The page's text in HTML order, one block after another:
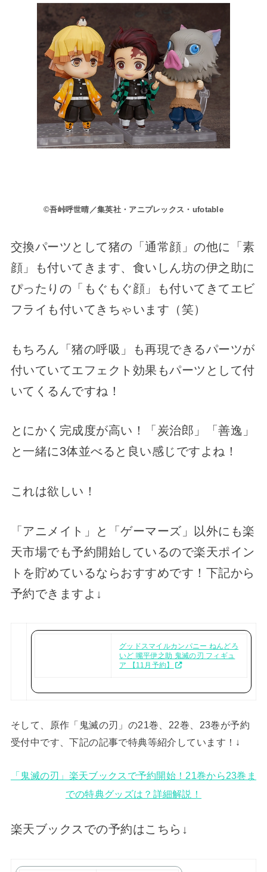
©吾峠呼世晴／集英社・アニプレックス・ufotable
交換パーツとして猪の「通常顔」の他に「素
顔」も付いてきます、食いしん坊の伊之助に
ぴったりの「もぐもぐ顔」も付いてきてエビ
フライも付いてきちゃいます（笑）
もちろん「猪の呼吸」も再現できるパーツが
付いていてエフェクト効果もパーツとして付
いてくるんですね！
とにかく完成度が高い！「炭治郎」「善逸」
と一緒に3体並べると良い感じですよね！
これは欲しい！
「アニメイト」と「ゲーマーズ」以外にも楽
天市場でも予約開始しているので楽天ポイン
トを貯めているならおすすめです！下記から
予約できますよ↓
グッドスマイルカンパニー ねんどろ
いど 嘴平伊之助 鬼滅の刃 フィギュ
ア 【11月予約】
そして、原作「鬼滅の刃」の21巻、22巻、23巻が予約
受付中です、下記の記事で特典等紹介しています！↓
「鬼滅の刃」楽天ブックスで予約開始！21巻から23巻ま
での特典グッズは？詳細解説！
楽天ブックスでの予約はこちら↓